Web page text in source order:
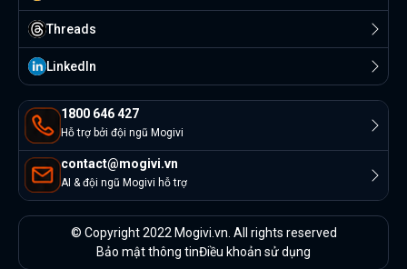
1800 646 427
Hỗ trợ bởi đội ngũ Mogivi
contact@mogivi.vn
AI & đội ngũ Mogivi hỗ trợ
Threads
Linkedln
© Copyright 2022 Mogivi.vn. All rights reserved
Bảo mật thông tinĐiều khoản sử dụng